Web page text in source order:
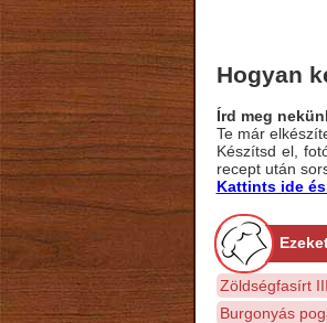
Hogyan
Írd meg
Te már
Készítsd el,
recept után
Kattints ide
Zöldségfasírt III.
Burgonyás